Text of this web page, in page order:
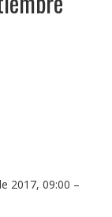
2017, 09:00 –